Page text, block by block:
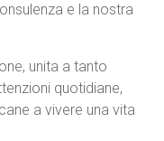
e la nostra
unita a tanto
quotidiane,
a vivere una vita